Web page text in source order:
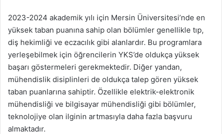
2023-2024 akademik yılı için Mersin Üniversitesi’nde en
yüksek taban puanına sahip olan bölümler genellikle tıp,
diş hekimliği ve eczacılık gibi alanlardır. Bu programlara
yerleşebilmek için öğrencilerin YKS’de oldukça yüksek
başarı göstermeleri gerekmektedir. Diğer yandan,
mühendislik disiplinleri de oldukça talep gören yüksek
taban puanlarına sahiptir. Özellikle elektrik-elektronik
mühendisliği ve bilgisayar mühendisliği gibi bölümler,
teknolojiye olan ilginin artmasıyla daha fazla başvuru
almaktadır.